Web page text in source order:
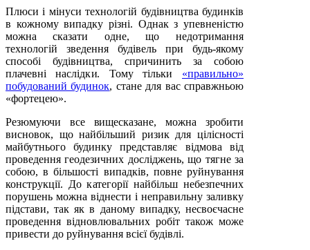
Плюси і мінуси технологій будівництва будинків
в кожному випадку різні. Однак з упевненістю
можна сказати одне, що недотримання
технологій зведення будівель при будь-якому
способі будівництва, спричинить за собою
плачевні наслідки. Тому тільки «правильно»
побудований будинок, стане для вас справжньою
«фортецею».
Резюмуючи все вищесказане, можна зробити
висновок, що найбільший ризик для цілісності
майбутнього будинку представляє відмова від
проведення геодезичних досліджень, що тягне за
собою, в більшості випадків, повне руйнування
конструкції. До категорії найбільш небезпечних
порушень можна віднести і неправильну заливку
підстави, так як в даному випадку, несвоєчасне
проведення відновлювальних робіт також може
привести до руйнування всієї будівлі.